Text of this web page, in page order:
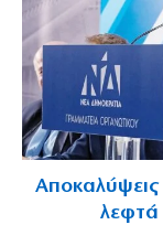
λεφτά